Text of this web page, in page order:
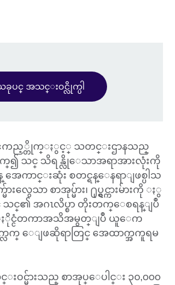
ခုပင္ အသင္းဝင္လိုက္ပါ
ၾကည့္တိုက္ႏွင့္ သတင္းဌာနသည္
၍ သင္ သိရန္လိုေသာအရာအားလုံးကို
အေကာင္းဆုံး စတင္ရန္ေနရာျဖစ္ပါသ
လွေသာ စာအုပ္မ်ား၊ ႐ုပ္ရွင္ကားမ်ားကို ႏွ
ပင္ သင္၏ အဂၤလိပ္စာ တိုးတက္ေစရန္ျပဳ
င္ငံတကာအသိအမွတ္ျပဳ ယူေက
က္လက္ ေျဖဆိုရာတြင္ အေထာက္အကူရမ
ဝင္မ်ားသည္ စာအုပ္ေပါင္း ၃၀,၀၀၀